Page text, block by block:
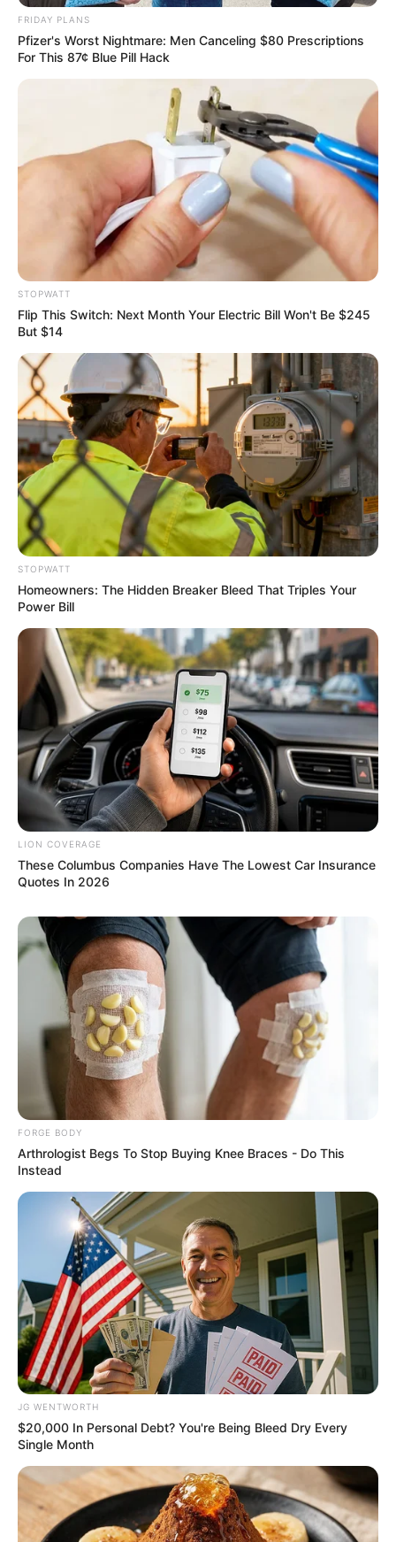
คนมีคู่ : มีความกังวลเรื่องของการขยับขยายที่อยู่
การติดต่อสื่อสารไปในทางที่ดี
สุขภาพ: มีความคิดวิตกกังวล ห่วงคนในครอบครัว
ภาพรวม :ในเดือนนี้คุณจะได้รับการช่วยเหลือ หรือคุณ
ต้องช่วยเหลือคนอื่น มีโอกาสทางการเงินเข้ามา งานที่
ทำอาจหนักหน่วง เดือนนี้เดินหน้าบุกตะลุย
คนเกิดวันพุธ
การงาน :ส่วนใหญ่งานจะเน้นไปด้านการเจรจา
สื่อสาร งานรค่อยข้างจุกจิกไม่ราบรื่น ลองหาเวลา
ไปมู เติมน้ำมันตะเกียงขอพรให้สำเร็จราบรื่น
การเงิน :ค่อนข้างคิดไม่ตก คิดหาช่องทางการเงิน
หลายๆอย่าง ยังมีคนรัก คนในครอบครัว คนใกล้ชิด
สนับสนุนเรื่องนี้อยู่
ความรัก
คนโสด : ที่ผ่านยังไม่ค่อยเวิร์ค มีความกังวลกับคน
ใหม่ที่เข้ามา มีคนคุยที่เค้าคอย Support คุณอย่างดี
อยู่นะง
คนมีคู่ :อยู่ด้วยกันนานจนบางทีไม่รู้ว่าต้องทำตัวแบบ
ไหน มีความคิดว่าไม่ต้องมีคู่ก็ได้ แต่ช่วยนี้มีแต่
เพื่อนๆที่คอยนัดกิน นัดเที่ยว แฮปปี้ดี
สุขภาพ:มีปัญหาจุกจิกให้ปวดหัวอาจจะมาจากทาง
ครอบครัว ให้ระวังโรคประจำตัวกำเริบ
ภาพรวม : เป็นเดือนที่ต้องจัดการกับงาน มีความเครียด
นอนไม่หลับ เกี่ยวกับยอดที่ลงทุน ค่อยๆหาวิธี คุณเก่ง
คนเกิดวันพฤหัสบดี
การงาน: อยากจะทำอะไรหลายอย่างเดือนนี้เป็น
จังหวะที่ดี เริ่มต้น ทำงาน ธุรกิจ ร้านค้า โชคดี การ
งานจะเป็นไปในทิศทางที่ดี สิ่งศักดิ์สิทธิ์ค่อยช่วยเห
ลือสนัยสนุนเป็นอย่างดี
การเงิน: วางแผนไว้แต่ยังไม่เป็นไปตามที่คิด มี
เกณฑ์ในการติดต่อทำธุรกรรมทางการเงิน รายจ่าย
เยอะมาก วางแผนให้ดีในเดือนนี้
ความรัก
คนโสด: มีคนที่ถูกใจ คุยๆกันห่วงใยกันดี แต่ก็มี
หลายๆคนที่คุยๆอยู่ ระวังมีปัญหาจุกจิกกวนใจเข้ามา
คนมีคู่: รักใคร่กลมเกลียวกันดี มีเกณฑ์ย้ายที่อยู่
อาศัย ต้องห่างไกลกัน มีความกังวลเรื่องความเป็น
ห่วง
สุขภาพ: มีความเหนื่อยล้า ปวดขา ปวดแขน เล็กๆ
น้อยๆ คิดมากนอนไม่หลับ
ภาพรวม: มีผู้หลักผู้ใหญ่สนับสนุนอยู่ การงานสำเร็จ
รุ่งโรจน์เดินหน้าลุยดี ที่ติดปัญหามีทางออกเสมอ
FRIDAY PLANS
Pfizer's Worst Nightmare: Men Canceling $80 Prescriptions
For This 87¢ Blue Pill Hack
STOPWATT
Flip This Switch: Next Month Your Electric Bill Won't Be $245
But $14
STOPWATT
Homeowners: The Hidden Breaker Bleed That Triples Your
Power Bill
LION COVERAGE
These Columbus Companies Have The Lowest Car Insurance
Quotes In 2026
FORGE BODY
Arthrologist Begs To Stop Buying Knee Braces - Do This
Instead
JG WENTWORTH
$20,000 In Personal Debt? You're Being Bleed Dry Every
Single Month